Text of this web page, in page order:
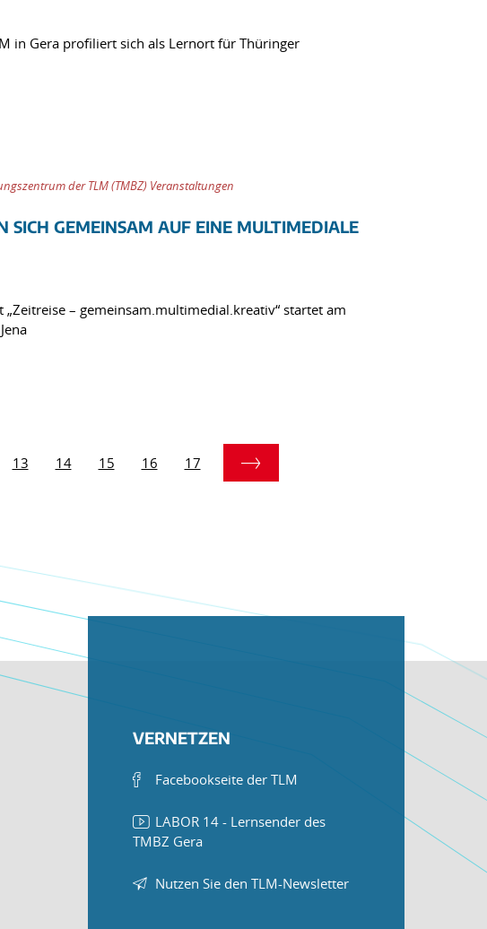
in Gera profiliert sich als Lernort für Thüringer
der TLM (TMBZ) Veranstaltungen
SICH GEMEINSAM AUF EINE MULTIMEDIALE
– gemeinsam.multimedial.kreativ“ startet am
13 14 15 16 17
VERNETZEN
Facebookseite der TLM
LABOR 14 - Lernsender des
TMBZ Gera
Nutzen Sie den TLM-Newsletter